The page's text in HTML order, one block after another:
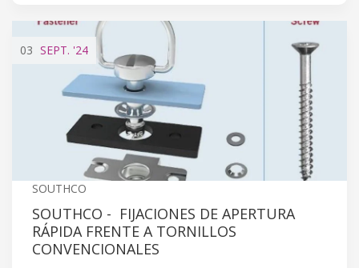
03 SEPT. '24
SOUTHCO
SOUTHCO - FIJACIONES DE APERTURA
RÁPIDA FRENTE A TORNILLOS
CONVENCIONALES